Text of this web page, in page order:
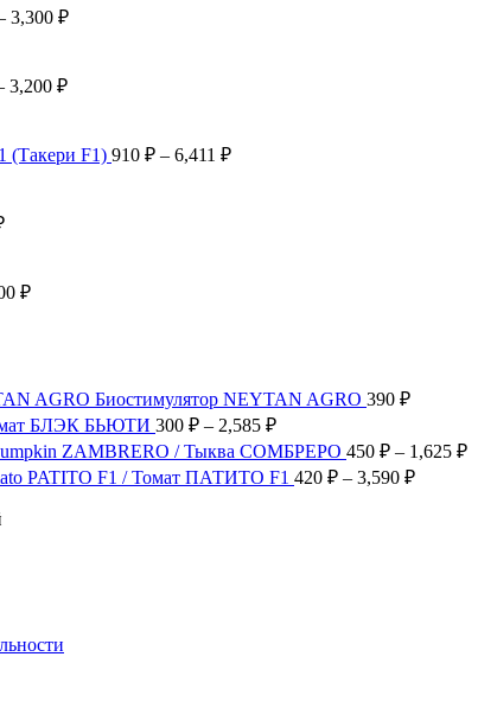
3,300 ₽Диапазон
3,200 ₽Диапазон
–
(Такери F1) 910 ₽ – 6,411 ₽Диапазон
₽
Биостимулятор NEYTAN AGRO 390 ₽
БЛЭК БЬЮТИ 300 ₽ – 2,585 ₽Диапазон
цен:
300 ₽
–
ZAMBRERO / Тыква СОМБРЕРО 450 ₽ – 1,625 ₽
PATITO F1 / Томат ПАТИТО F1 420 ₽ – 3,590 ₽Диапазон